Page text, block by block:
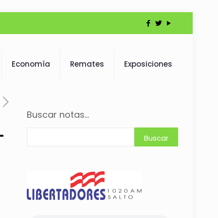
Economía Remates Exposiciones
Buscar notas...
Buscar